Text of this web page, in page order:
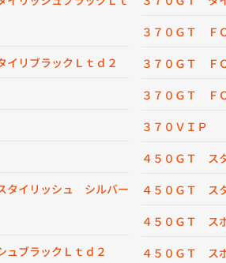
リブラックＬｔｄ２
イリッシュ シルバー
ブラックＬｔｄ２
３７０ＧＴ Ｆ
３７０ＧＴ Ｆ
３７０ＧＴ Ｆ
３７０ＶＩＰ
４５０ＧＴ ス
４５０ＧＴ ス
４５０ＧＴ ス
４５０ＧＴ ス